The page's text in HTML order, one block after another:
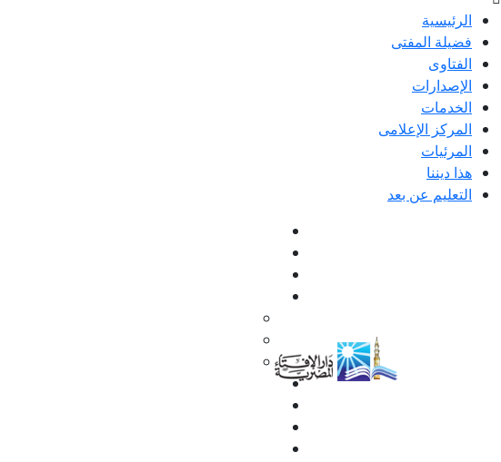
الرئيسية
فضيلة المفتى
الفتاوى
الإصدارات
الخدمات
المركز الإعلامى
المرئيات
هذا ديننا
التعليم عن بعد